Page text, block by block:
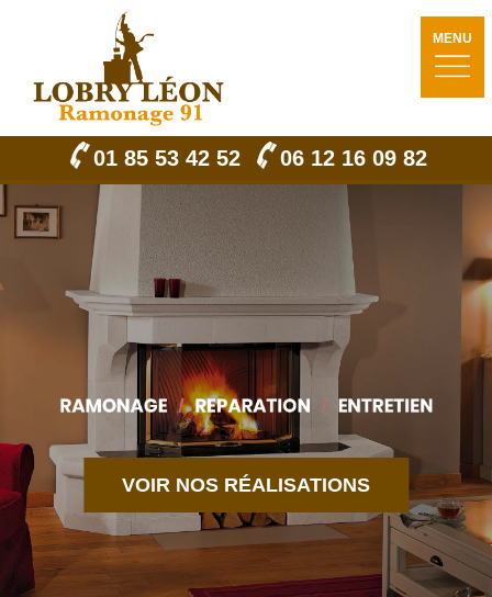
MENU
01 85 53 42 52 06 12 16 09 82
VOIR NOS RÉALISATIONS